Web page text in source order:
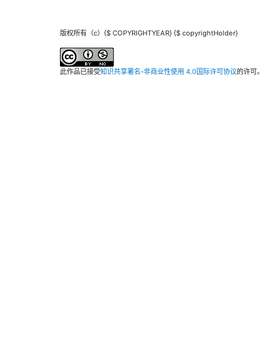
版权所有（c）{$ COPYRIGHTYEAR} {$ copyrightHolder}
此作品已接受知识共享署名-非商业性使用 4.0国际许可协议的许可。